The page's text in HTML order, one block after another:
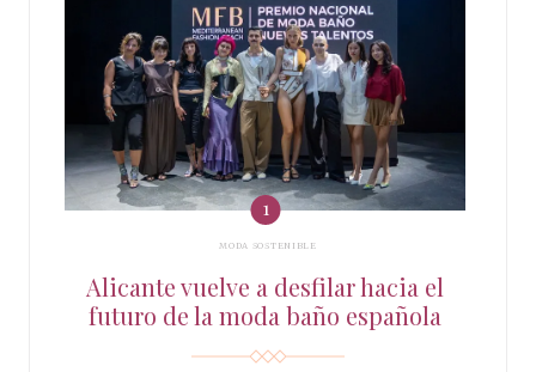
MODA SOSTENIBLE
Alicante vuelve a desfilar hacia el
futuro de la moda baño española